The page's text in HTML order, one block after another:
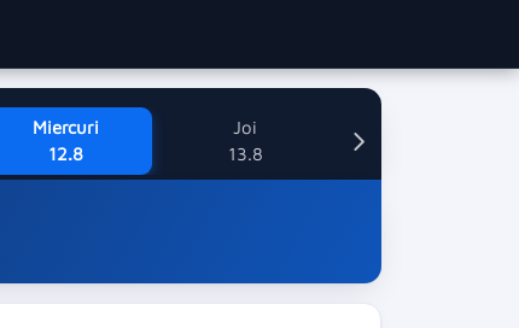
Miercuri
12.8
Joi
13.8